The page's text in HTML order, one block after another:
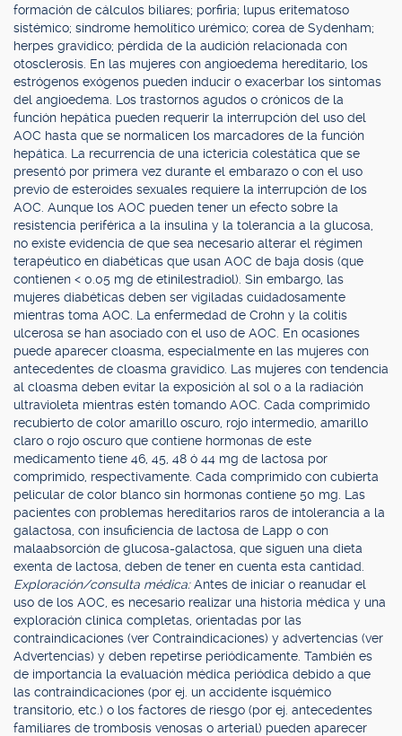
formación de cálculos biliares; porfiria; lupus eritematoso
sistémico; síndrome hemolítico urémico; corea de Sydenham;
herpes gravídico; pérdida de la audición relacionada con
otosclerosis. En las mujeres con angioedema hereditario, los
estrógenos exógenos pueden inducir o exacerbar los síntomas
del angioedema. Los trastornos agudos o crónicos de la
función hepática pueden requerir la interrupción del uso del
AOC hasta que se normalicen los marcadores de la función
hepática. La recurrencia de una ictericia colestática que se
presentó por primera vez durante el embarazo o con el uso
previo de esteroides sexuales requiere la interrupción de los
AOC. Aunque los AOC pueden tener un efecto sobre la
resistencia periférica a la insulina y la tolerancia a la glucosa,
no existe evidencia de que sea necesario alterar el régimen
terapéutico en diabéticas que usan AOC de baja dosis (que
contienen < 0.05 mg de etinilestradiol). Sin embargo, las
mujeres diabéticas deben ser vigiladas cuidadosamente
mientras toma AOC. La enfermedad de Crohn y la colitis
ulcerosa se han asociado con el uso de AOC. En ocasiones
puede aparecer cloasma, especialmente en las mujeres con
antecedentes de cloasma gravídico. Las mujeres con tendencia
al cloasma deben evitar la exposición al sol o a la radiación
ultravioleta mientras estén tomando AOC. Cada comprimido
recubierto de color amarillo oscuro, rojo intermedio, amarillo
claro o rojo oscuro que contiene hormonas de este
medicamento tiene 46, 45, 48 ó 44 mg de lactosa por
comprimido, respectivamente. Cada comprimido con cubierta
pelicular de color blanco sin hormonas contiene 50 mg. Las
pacientes con problemas hereditarios raros de intolerancia a la
galactosa, con insuficiencia de lactosa de Lapp o con
malaabsorción de glucosa-galactosa, que siguen una dieta
exenta de lactosa, deben de tener en cuenta esta cantidad.
Exploración/consulta médica:Antes de iniciar o reanudar el
uso de los AOC, es necesario realizar una historia médica y una
exploración clínica completas, orientadas por las
contraindicaciones (ver Contraindicaciones) y advertencias (ver
Advertencias) y deben repetirse periódicamente. También es
de importancia la evaluación médica periódica debido a que
las contraindicaciones (por ej. un accidente isquémico
transitorio, etc.) o los factores de riesgo (por ej. antecedentes
familiares de trombosis venosas o arterial) pueden aparecer